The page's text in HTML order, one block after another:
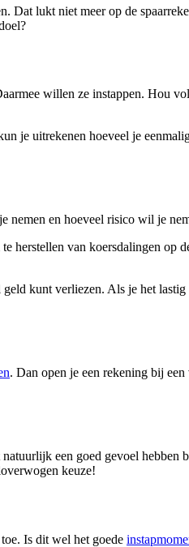
Dat lukt niet meer op de
willen ze instappen. Hou
je uitrekenen hoeveel je
nemen en hoeveel risico wil je
herstellen van koersdalingen op
kunt verliezen. Als je het
. Dan open je een rekening bij
een goed gevoel hebben
keuze!
Is dit wel het goede